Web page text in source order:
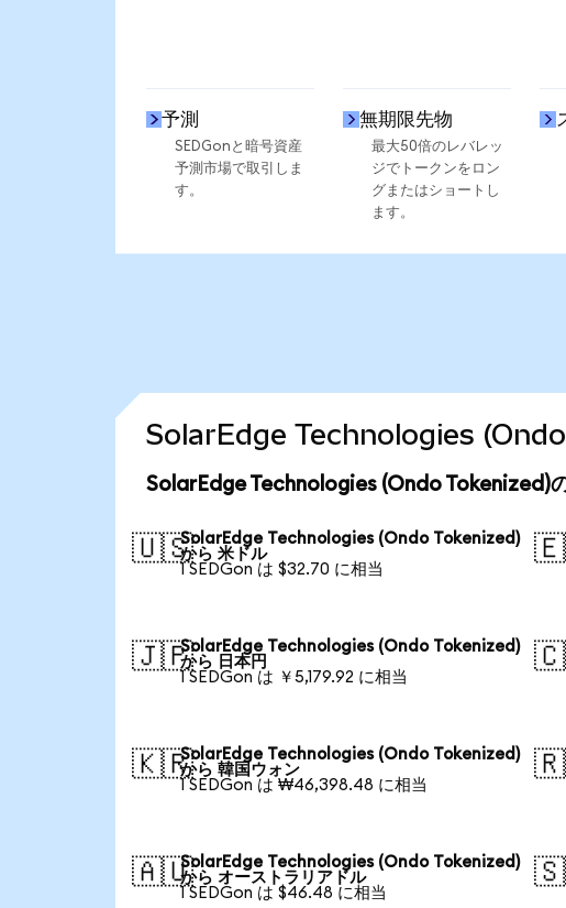
予測
SEDGonと暗号資産
予測市場で取引しま
す。
無期限先物
最大50倍のレバレッ
ジでトークンをロン
グまたはショートし
ます。
SolarEdge Technologies (Ondo
SolarEdge Technologies (Ondo Tokenized)
🇺🇸SolarEdge Technologies (Ondo Tokenized)
から 米ドル
1 SEDGon は $32.70 に相当
🇯🇵SolarEdge Technologies (Ondo Tokenized)
から 日本円
1 SEDGon は ￥5,179.92 に相当
🇰🇷SolarEdge Technologies (Ondo Tokenized)
から 韓国ウォン
1 SEDGon は ₩46,398.48 に相当
🇦🇺SolarEdge Technologies (Ondo Tokenized)
から オーストラリアドル
1 SEDGon は $46.48 に相当